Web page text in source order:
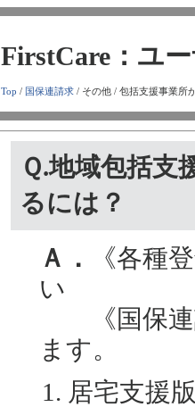
FirstCare：ユ
Top / 国保連請求/ その他 / 包括支援事業所
Ｑ.地域包括
るには？
Ａ．
《各種
い
《国保連
ます。
居宅支援